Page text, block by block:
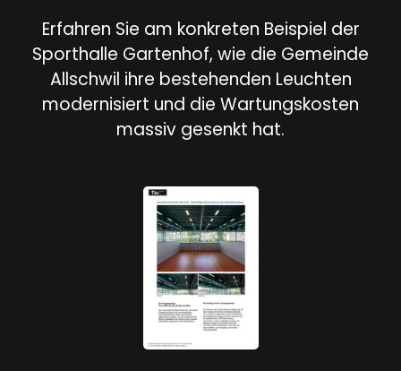
Erfahren Sie am konkreten Beispiel der
Sporthalle Gartenhof, wie die Gemeinde
Allschwil ihre bestehenden Leuchten
modernisiert und die Wartungskosten
massiv gesenkt hat.